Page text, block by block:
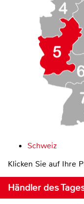
Schweiz
Klicken Sie auf Ihre
Händler des